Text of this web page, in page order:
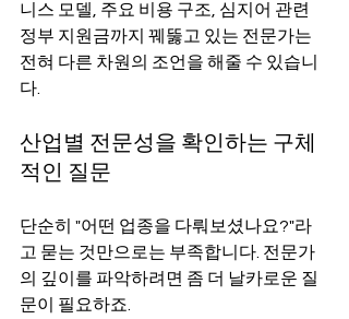
니스 모델, 주요 비용 구조, 심지어 관련
정부 지원금까지 꿰뚫고 있는 전문가는
전혀 다른 차원의 조언을 해줄 수 있습니
다.
산업별 전문성을 확인하는 구체
적인 질문
단순히 "어떤 업종을 다뤄보셨나요?"라
고 묻는 것만으로는 부족합니다. 전문가
의 깊이를 파악하려면 좀 더 날카로운 질
문이 필요하죠.